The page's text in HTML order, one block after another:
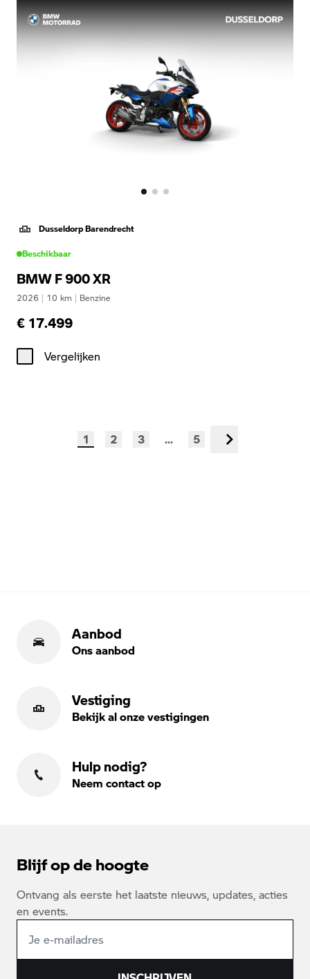
Dusseldorp Barendrecht
Beschikbaar
BMW F 900 XR
2026 | 10 km | Benzine
€ 17.499
Vergelijken
1 2 3 ... 5 Volgende
Aanbod
Ons aanbod
Vestiging
Bekijk al onze vestigingen
Hulp nodig?
Neem contact op
Blijf op de hoogte
Ontvang als eerste het laatste nieuws, updates, acties
en events.